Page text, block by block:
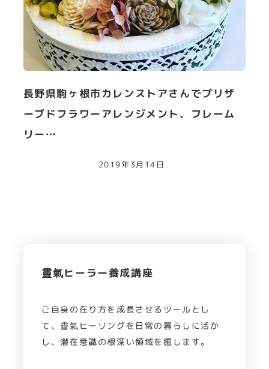
長野県駒ヶ根市カレンストアさんでプリザ
ーブドフラワーアレンジメント、フレーム
リー…
2019年3月14日
靈氣ヒーラー養成講座
ご自身の在り方を成長させるツールとし
て、靈氣ヒーリングを日常の暮らしに活か
し、潜在意識の根深い領域を癒します。